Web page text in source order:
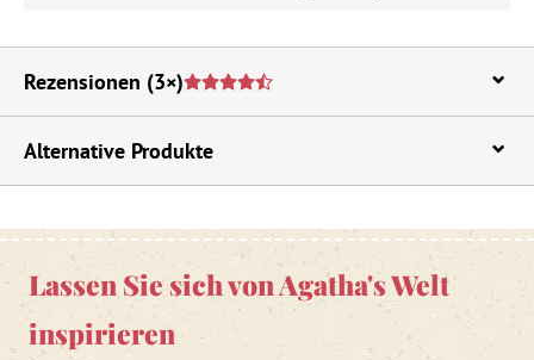
Rezensionen (3×)
Alternative Produkte
Lassen Sie sich von Agatha's Welt
inspirieren